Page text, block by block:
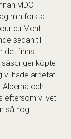
MDO-
min första
du Mont
sedan till
det finns
säsonger köpte
vi hade arbetat
Alperna och
eftersom vi vet
så hög